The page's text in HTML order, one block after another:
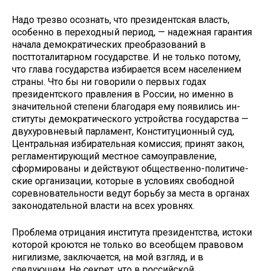
Надо трезво осознать, что пре­зидентская власть,
особенно в пере­ходный период, — надежная гарантия
начала демократических преобразова­ний в
посттоталитарном государстве. И не только потому,
что глава госу­дарства избирается всем населением
страны. Что бы ни говорили о пер­вых годах
президентского правления в России, но именно в
значительной степени благодаря ему появились ин­
ституты демократического устройства государства —
двухуровневый парла­мент, Конституционный суд,
Централь­ная избирательная комиссия; принят закон,
регламентирующий местное самоуправление,
сформированы и действуют общественно-политиче­
ские организации, которые в условиях свободной
соревновательности ведут борьбу за места в органах
законода­тельной власти на всех уровнях.
Проблема отрицания института президентства, истоки
которой кро­ются не только во всеобщем право­вом
нигилизме, заключается, на мой взгляд, и в